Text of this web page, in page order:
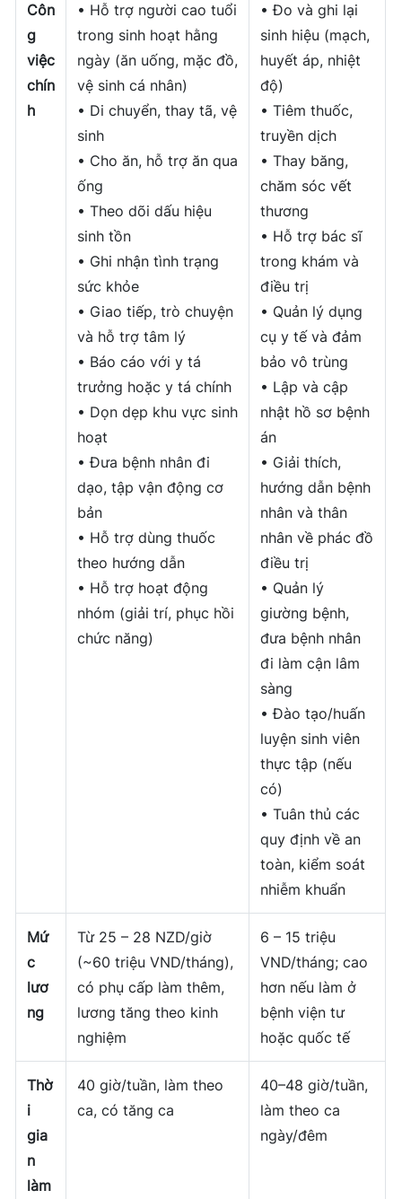
Côn
g
việc
chín
h
• Hỗ trợ người cao tuổi
trong sinh hoạt hằng
ngày (ăn uống, mặc đồ,
vệ sinh cá nhân)
• Di chuyển, thay tã, vệ
sinh
• Cho ăn, hỗ trợ ăn qua
ống
• Theo dõi dấu hiệu
sinh tồn
• Ghi nhận tình trạng
sức khỏe
• Giao tiếp, trò chuyện
và hỗ trợ tâm lý
• Báo cáo với y tá
trưởng hoặc y tá chính
• Dọn dẹp khu vực sinh
hoạt
• Đưa bệnh nhân đi
dạo, tập vận động cơ
bản
• Hỗ trợ dùng thuốc
theo hướng dẫn
• Hỗ trợ hoạt động
nhóm (giải trí, phục hồi
chức năng)
• Đo và ghi lại
sinh hiệu (mạch,
huyết áp, nhiệt
độ)
• Tiêm thuốc,
truyền dịch
• Thay băng,
chăm sóc vết
thương
• Hỗ trợ bác sĩ
trong khám và
điều trị
• Quản lý dụng
cụ y tế và đảm
bảo vô trùng
• Lập và cập
nhật hồ sơ bệnh
án
• Giải thích,
hướng dẫn bệnh
nhân và thân
nhân về phác đồ
điều trị
• Quản lý
giường bệnh,
đưa bệnh nhân
đi làm cận lâm
sàng
• Đào tạo/huấn
luyện sinh viên
thực tập (nếu
có)
• Tuân thủ các
quy định về an
toàn, kiểm soát
nhiễm khuẩn
Mứ
c
lươ
ng
Từ 25 – 28 NZD/giờ
(~60 triệu VND/tháng),
có phụ cấp làm thêm,
lương tăng theo kinh
nghiệm
6 – 15 triệu
VND/tháng; cao
hơn nếu làm ở
bệnh viện tư
hoặc quốc tế
Thờ
i
gia
n
làm
40 giờ/tuần, làm theo
ca, có tăng ca
40–48 giờ/tuần,
làm theo ca
ngày/đêm